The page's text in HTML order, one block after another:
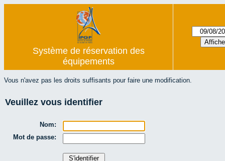
Système de réservation des
équipements
Vous n'avez pas les droits suffisants pour faire une modification.
Veuillez vous identifier
Nom:
Mot de passe: